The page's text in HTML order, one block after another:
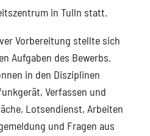
in Tulln statt.
Vorbereitung stellte sich
Aufgaben des Bewerbs.
in den Disziplinen
Verfassen und
Lotsendienst, Arbeiten
und Fragen aus